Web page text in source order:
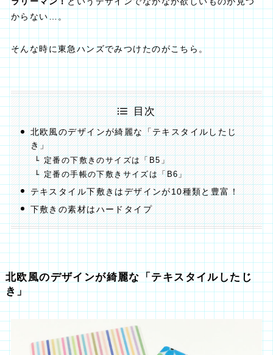
からない…。
そんな時に東急ハンズでみつけたのがこちら。
目次
北欧風のデザインが綺麗な「テキスタイルしたじ
き」
定番の下敷きのサイズは「B5」
定番の手帳の下敷きサイズは「B6」
テキスタイル下敷きはデザインが10種類と豊富！
下敷きの素材はハードタイプ
北欧風のデザインが綺麗な「テキスタイルしたじ
き」